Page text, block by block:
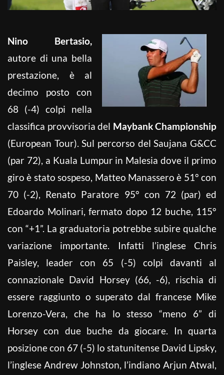
Nino Bertasio,
autore di una bella
prestazione, è al
decimo posto con
68 (-4) colpi nella
classifica provvisoria del Maybank Championship
(European Tour). Sul percorso del Saujana G&CC
(par 72), a Kuala Lumpur in Malesia dove il primo
giro è stato sospeso, Matteo Manassero è 51° con
70 (-2), Renato Paratore 95° con 72 (par) ed
Edoardo Molinari, fermato dopo 12 buche, 115°
con “+1”. La graduatoria potrebbe subire qualche
variazione importante. Infatti l’inglese Chris
Paisley, leader con 65 (-5) colpi davanti al
connazionale David Horsey (66, -6), rischia di
essere raggiunto o superato dal francese Mike
Lorenzo-Vera, che ha lo stesso “meno 6” di
Horsey con due buche da giocare. In quarta
posizione con 67 (-5) lo statunitense David Lipsky,
l’inglese Andrew Johnston, l’indiano Arjun Atwal,